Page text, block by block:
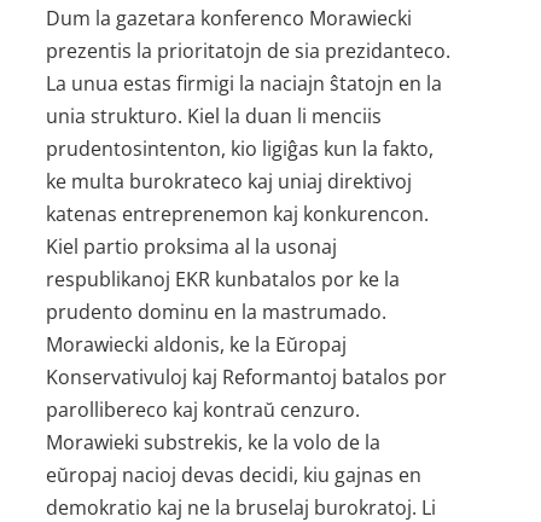
Dum la gazetara konferenco Morawiecki
prezentis la prioritatojn de sia prezidanteco.
La unua estas firmigi la naciajn ŝtatojn en la
unia strukturo. Kiel la duan li menciis
prudentosintenton, kio ligiĝas kun la fakto,
ke multa burokrateco kaj uniaj direktivoj
katenas entreprenemon kaj konkurencon.
Kiel partio proksima al la usonaj
respublikanoj EKR kunbatalos por ke la
prudento dominu en la mastrumado.
Morawiecki aldonis, ke la Eŭropaj
Konservativuloj kaj Reformantoj batalos por
parollibereco kaj kontraŭ cenzuro.
Morawieki substrekis, ke la volo de la
eŭropaj nacioj devas decidi, kiu gajnas en
demokratio kaj ne la bruselaj burokratoj. Li